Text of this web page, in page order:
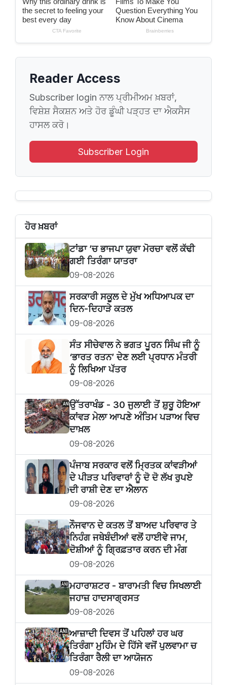
Reader Access
Subscriber login ਨਾਲ ਪ੍ਰੀਮੀਅਮ ਖ਼ਬਰਾਂ,
ਵਿਸ਼ੇਸ਼ ਸੈਕਸ਼ਨ ਅਤੇ ਹੋਰ ਡੂੰਘੀ ਪੜ੍ਹਤ ਦਾ ਐਕਸੈਸ
ਹਾਸਲ ਕਰੋ।
Subscriber Login
ਹੋਰ ਖ਼ਬਰਾਂ
ਟਾਂਡਾ ’ਚ ਭਾਜਪਾ ਯੁਵਾ ਮੋਰਚਾ ਵਲੋਂ ਕੱਢੀ
ਗਈ ਤਿਰੰਗਾ ਯਾਤਰਾ
09-08-2026
ਸਰਕਾਰੀ ਸਕੂਲ ਦੇ ਮੁੱਖ ਅਧਿਆਪਕ ਦਾ
ਦਿਨ-ਦਿਹਾੜੇ ਕਤਲ
09-08-2026
ਸੰਤ ਸੀਚੇਵਾਲ ਨੇ ਭਗਤ ਪੂਰਨ ਸਿੰਘ ਜੀ ਨੂੰ
‘ਭਾਰਤ ਰਤਨ’ ਦੇਣ ਲਈ ਪ੍ਰਧਾਨ ਮੰਤਰੀ
ਨੂੰ ਲਿਖਿਆ ਪੱਤਰ
09-08-2026
ਉੱਤਰਾਖੰਡ - 30 ਜੁਲਾਈ ਤੋਂ ਸ਼ੁਰੂ ਹੋਇਆ
ਕਾਂਵੜ ਮੇਲਾ ਆਪਣੇ ਅੰਤਿਮ ਪੜਾਅ ਵਿਚ
ਦਾਖ਼ਲ
09-08-2026
ਪੰਜਾਬ ਸਰਕਾਰ ਵਲੋਂ ਮ੍ਰਿਤਕ ਕਾਂਵੜੀਆਂ
ਦੇ ਪੀੜਤ ਪਰਿਵਾਰਾਂ ਨੂੰ ਦੋ ਦੋ ਲੱਖ ਰੁਪਏ
ਦੀ ਰਾਸ਼ੀ ਦੇਣ ਦਾ ਐਲਾਨ
09-08-2026
ਨੌਜਵਾਨ ਦੇ ਕਤਲ ਤੋਂ ਬਾਅਦ ਪਰਿਵਾਰ ਤੇ
ਨਿਹੰਗ ਜਥੇਬੰਦੀਆਂ ਵਲੋਂ ਹਾਈਵੇ ਜਾਮ,
ਦੋਸ਼ੀਆਂ ਨੂੰ ਗ੍ਰਿਫ਼ਤਾਰ ਕਰਨ ਦੀ ਮੰਗ
09-08-2026
ਮਹਾਰਾਸ਼ਟਰ - ਬਾਰਾਮਤੀ ਵਿਚ ਸਿਖਲਾਈ
ਜਹਾਜ਼ ਹਾਦਸਾਗ੍ਰਸਤ
09-08-2026
ਆਜ਼ਾਦੀ ਦਿਵਸ ਤੋਂ ਪਹਿਲਾਂ ਹਰ ਘਰ
ਤਿਰੰਗਾ ਮੁਹਿੰਮ ਦੇ ਹਿੱਸੇ ਵਜੋਂ ਪੁਲਵਾਮਾ ਚ
ਤਿਰੰਗਾ ਰੈਲੀ ਦਾ ਆਯੋਜਨ
09-08-2026